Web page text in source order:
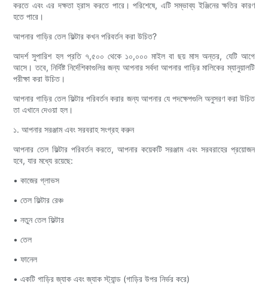
করতে এবং এর দক্ষতা হ্রাস করতে পারে। পরিশেষে, এটি সম্ভাব্য ইঞ্জিনের ক্ষতির কারণ
হতে পারে।
আপনার গাড়ির তেল ফিল্টার কখন পরিবর্তন করা উচিত?
আদর্শ সুপারিশ হল প্রতি ৭,৫০০ থেকে ১০,০০০ মাইল বা ছয় মাস অন্তর, যেটি আগে
আসে। তবে, নির্দিষ্ট নির্দেশিকাগুলির জন্য আপনার সর্বদা আপনার গাড়ির মালিকের ম্যানুয়ালটি
পরীক্ষা করা উচিত।
আপনার গাড়ির তেল ফিল্টার পরিবর্তন করার জন্য আপনার যে পদক্ষেপগুলি অনুসরণ করা উচিত
তা এখানে দেওয়া হল।
১. আপনার সরঞ্জাম এবং সরবরাহ সংগ্রহ করুন
আপনার তেল ফিল্টার পরিবর্তন করতে, আপনার কয়েকটি সরঞ্জাম এবং সরবরাহের প্রয়োজন
হবে, যার মধ্যে রয়েছে:
• কাজের গ্লাভস
• তেল ফিল্টার রেঞ্চ
• নতুন তেল ফিল্টার
• তেল
• ফানেল
• একটি গাড়ির জ্যাক এবং জ্যাক স্ট্যান্ড (গাড়ির উপর নির্ভর করে)